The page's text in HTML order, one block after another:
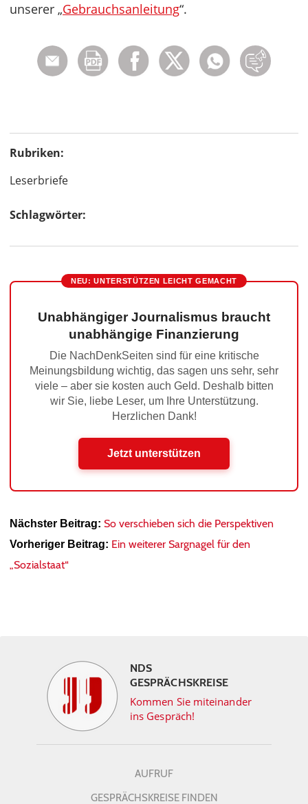
unserer „Gebrauchsanleitung“.
Rubriken:
Leserbriefe
Schlagwörter:
NEU: UNTERSTÜTZEN LEICHT GEMACHT
Unabhängiger Journalismus braucht
unabhängige Finanzierung
Die NachDenkSeiten sind für eine kritische
Meinungsbildung wichtig, das sagen uns sehr, sehr
viele – aber sie kosten auch Geld. Deshalb bitten
wir Sie, liebe Leser, um Ihre Unterstützung.
Herzlichen Dank!
Jetzt unterstützen
Nächster Beitrag: So verschieben sich die Perspektiven
Vorheriger Beitrag: Ein weiterer Sargnagel für den
„Sozialstaat“
NDS
GESPRÄCHSKREISE
Kommen Sie miteinander
ins Gespräch!
AUFRUF
GESPRÄCHSKREISE FINDEN